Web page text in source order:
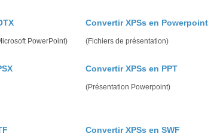
PowerPoint)
Convertir XPSs en Powerpoint
(Fichiers de présentation)
Convertir XPSs en PPT
(Présentation Powerpoint)
Convertir XPSs en SWF